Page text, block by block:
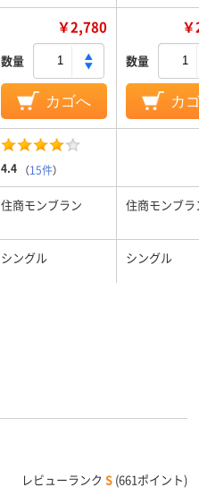
￥2,780
数量
カゴへ
数量
カ
4.4 （15件）
住商モンブラン 住商モンブラ
シングル シングル
半袖
レビューランク S (661ポイント)